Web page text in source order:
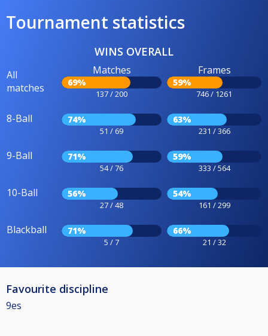
Tournament statistics
WINS OVERALL
All
matches
Matches
69%
137 / 200
Frames
59%
746 / 1261
8-Ball 74%
51 / 69
63%
231 / 366
9-Ball 71%
54 / 76
59%
333 / 564
10-Ball 56%
27 / 48
54%
161 / 299
Blackball 71%
5 / 7
66%
21 / 32
Favourite discipline
9es